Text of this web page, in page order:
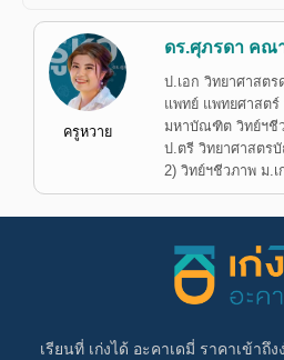
ครูหวาย
ดร.ศุภรดา คณ
ป.เอก วิทยาศาสต
แพทย์ แพทยศาสตร์
มหาบัณฑิต วิทย์ฯชี
ป.ตรี วิทยาศาสตร
2) วิทย์ฯชีวภาพ ม.เ
เรียนที่ เก่งได้ อะคาเดมี่ ราคาเข้าถึ